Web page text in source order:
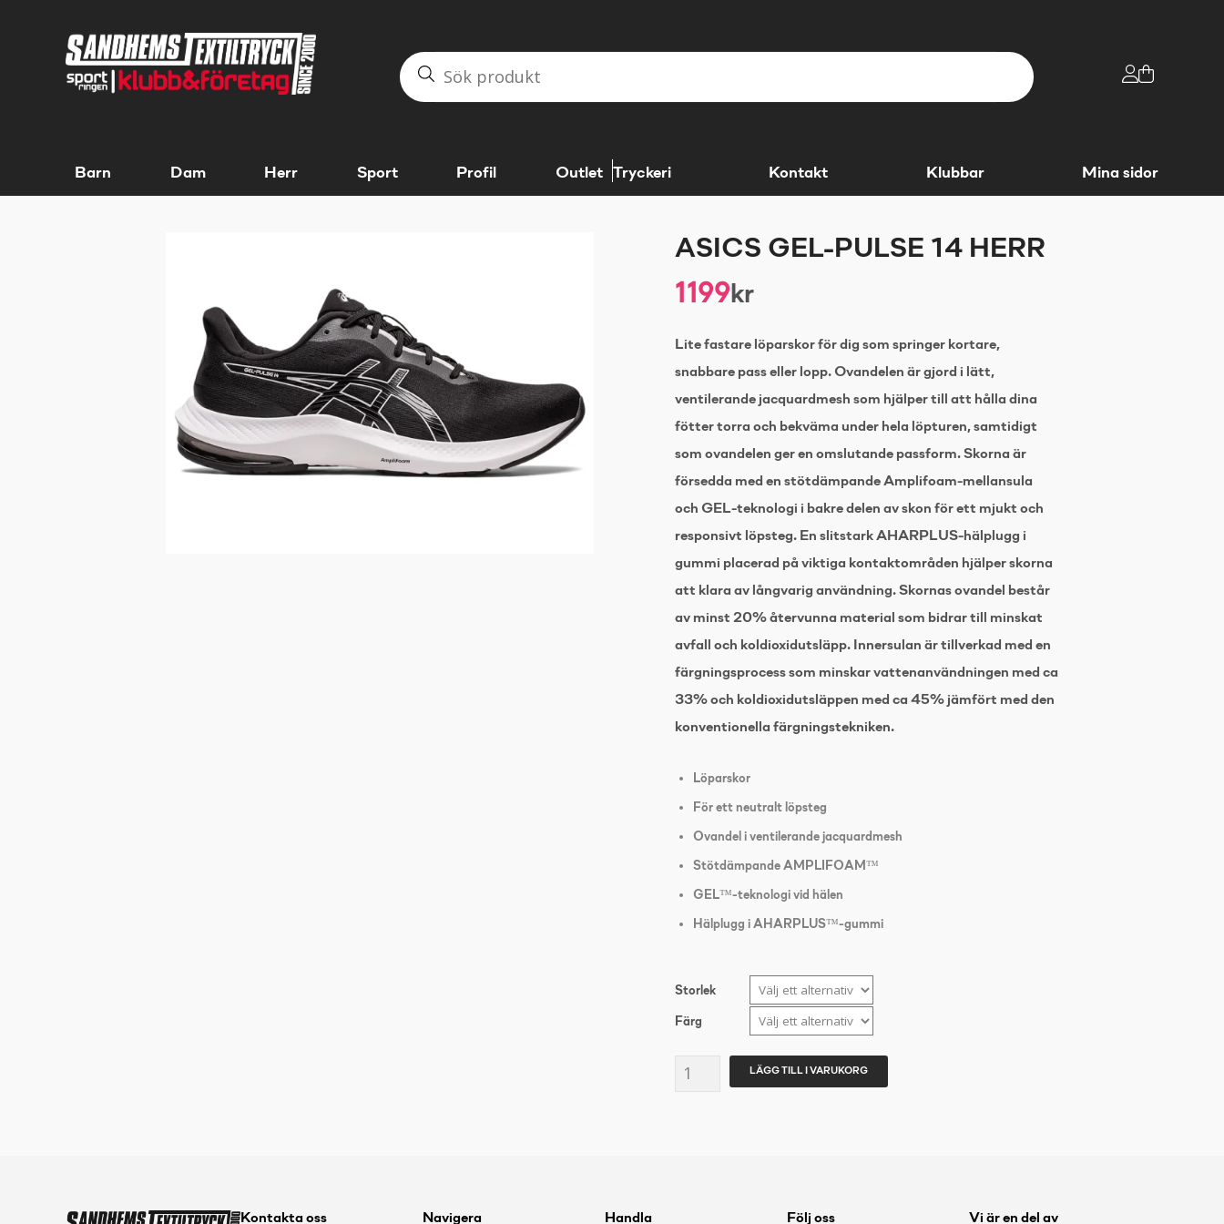
Barn Dam Herr Sport Profil Outlet Tryckeri Kontakt Klubbar Mina sidor
ASICS GEL-PULSE 14 HERR
1199kr
Lite fastare löparskor för dig som springer kortare,
snabbare pass eller lopp. Ovandelen är gjord i lätt,
ventilerande jacquardmesh som hjälper till att hålla dina
fötter torra och bekväma under hela löpturen, samtidigt
som ovandelen ger en omslutande passform. Skorna är
försedda med en stötdämpande Amplifoam-mellansula
och GEL-teknologi i bakre delen av skon för ett mjukt och
responsivt löpsteg. En slitstark AHARPLUS-hälplugg i
gummi placerad på viktiga kontaktområden hjälper skorna
att klara av långvarig användning. Skornas ovandel består
av minst 20% återvunna material som bidrar till minskat
avfall och koldioxidutsläpp. Innersulan är tillverkad med en
färgningsprocess som minskar vattenanvändningen med ca
33% och koldioxidutsläppen med ca 45% jämfört med den
konventionella färgningstekniken.
Löparskor
För ett neutralt löpsteg
Ovandel i ventilerande jacquardmesh
Stötdämpande AMPLIFOAM™
GEL™-teknologi vid hälen
Hälplugg i AHARPLUS™-gummi
Storlek
Färg
Asics
LÄGG TILL I VARUKORG
Kontakta oss Navigera Handla Följ oss Vi är en del av